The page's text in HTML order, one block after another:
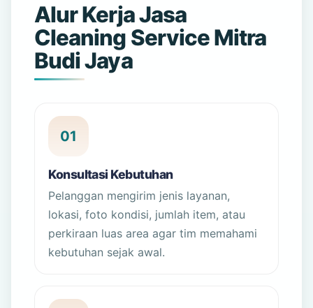
Alur Kerja Jasa
Cleaning Service Mitra
Budi Jaya
01
Konsultasi Kebutuhan
Pelanggan mengirim jenis layanan,
lokasi, foto kondisi, jumlah item, atau
perkiraan luas area agar tim memahami
kebutuhan sejak awal.